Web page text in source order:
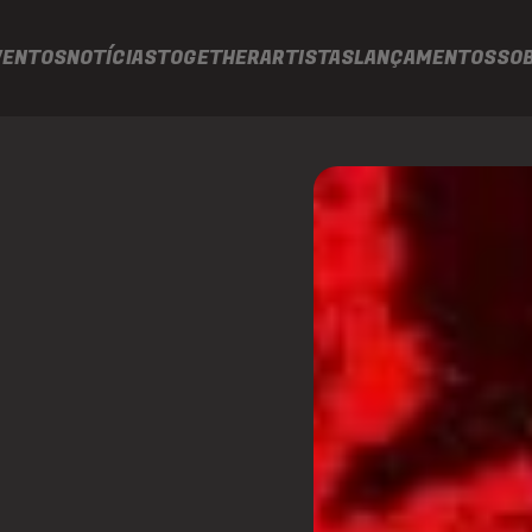
NOTÍCIASTOGETHERARTISTASLANÇAMENTOS